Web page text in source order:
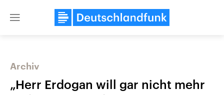
Close
Archiv
„Herr Erdogan will gar nicht mehr